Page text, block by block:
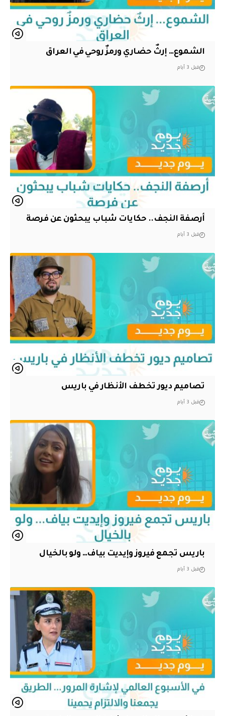
الشموع… إرثٌ حضاري ورمزٌ روحي في العراق
قبل 3 أيام
أرصفة النجف.. حكايات شباب يبحثون عن فرصة
قبل 3 أيام
تصاميم ديور تخطف الأنظار في باريس
قبل 3 أيام
باريس تجمع فيروز وإيديت بياف… ولو بالخيال
قبل 3 أيام